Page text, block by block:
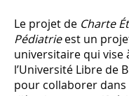
Le projet de Charte
Pédiatrieest un
universitaire qui vise
l’Université Libre de
pour collaborer dans